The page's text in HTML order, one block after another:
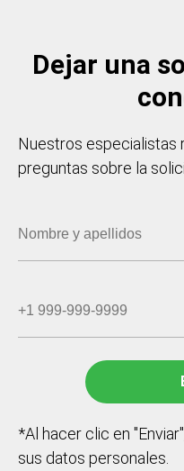
Dejar una
Nuestros especialistas
preguntas sobre la
*Al hacer clic en
sus datos personales.